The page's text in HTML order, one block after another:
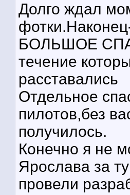
Долго ждал
БОЛЬШОЕ
течение
расставались
Отдельное
пилотов,без
получилось.
Конечно я не
Ярослава за
провели